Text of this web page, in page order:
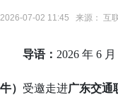
2026-07-02 11:45 来源： 互
导语： 2026 年 6 月
牛） 受邀走进广东交通